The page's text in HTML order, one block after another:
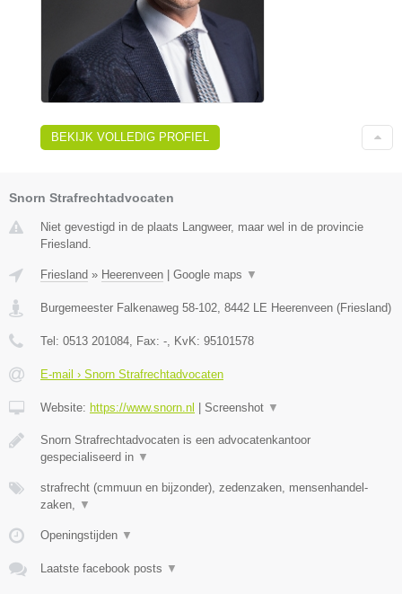
BEKIJK VOLLEDIG PROFIEL
Snorn Strafrechtadvocaten
Niet gevestigd in de plaats Langweer, maar wel in de provincie
Friesland.
Friesland » Heerenveen Google maps ▼
Burgemeester Falkenaweg 58-102, 8442 LE Heerenveen (Friesland)
Tel: 0513 201084, Fax: -, KvK: 95101578
E-mail › Snorn Strafrechtadvocaten
Website: https://www.snorn.nl Screenshot ▼
Snorn Strafrechtadvocaten is een advocatenkantoor
gespecialiseerd in ▼
strafrecht (cmmuun en bijzonder), zedenzaken, mensenhandel-
zaken, ▼
Openingstijden ▼
Laatste facebook posts ▼